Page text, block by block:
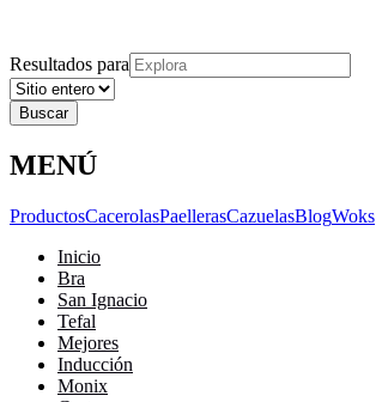
Resultados para
MENÚ
ProductosCacerolasPaellerasCazuelasBlogWoks
Inicio
Bra
San Ignacio
Tefal
Mejores
Inducción
Monix